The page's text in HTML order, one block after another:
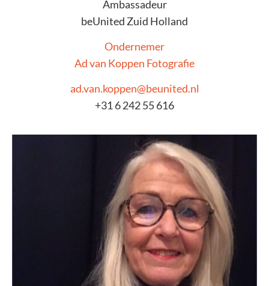
Ambassadeur
beUnited Zuid Holland
Ondernemer
Ad van Koppen Fotografie
ad.van.koppen@beunited.nl
+31 6 242 55 616